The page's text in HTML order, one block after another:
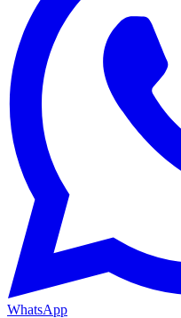
WhatsApp